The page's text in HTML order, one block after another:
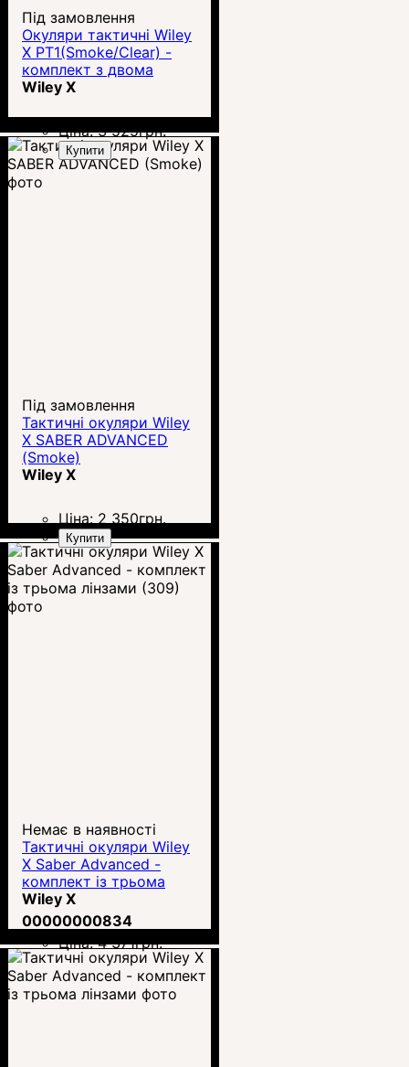
Під замовлення
Окуляри тактичні Wiley
X PT1(Smoke/Clear) -
комплект з двома
лінзами
Wiley X
Ціна:3 525грн.
Купити
Під замовлення
Тактичні окуляри Wiley
X SABER ADVANCED
(Smoke)
Wiley X
Ціна: 2 350грн.
Купити
Немає в наявності
Тактичні окуляри Wiley
X Saber Advanced -
комплект із трьома
лінзами (309)
Wiley X
00000000834
Ціна:4 371грн.